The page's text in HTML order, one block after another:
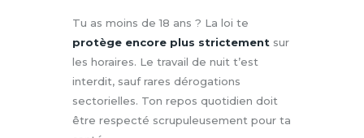
Tu as moins de 18 ans ? La loi te
protège encore plus strictement sur
les horaires. Le travail de nuit t’est
interdit, sauf rares dérogations
sectorielles. Ton repos quotidien doit
être respecté scrupuleusement pour ta